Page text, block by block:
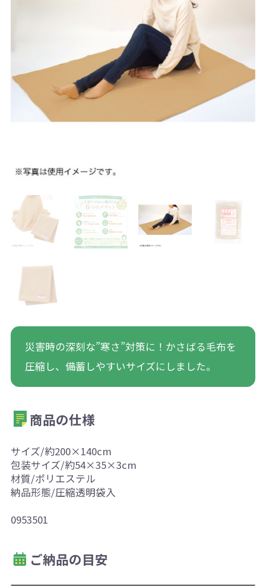
災害時の深刻な”寒さ”対策に！かさばる毛布を
圧縮し、備蓄しやすいサイズにしました。
商品の仕様
サイズ/約200×140cm
包装サイズ/約54×35×3cm
材質/ポリエステル
納品形態/圧縮透明袋入
0953501
ご納品の目安